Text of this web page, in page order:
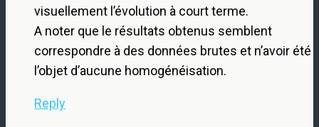
visuellement l’évolution à court terme.
A noter que le résultats obtenus semblent
correspondre à des données brutes et n’avoir été
l’objet d’aucune homogénéisation.
Reply